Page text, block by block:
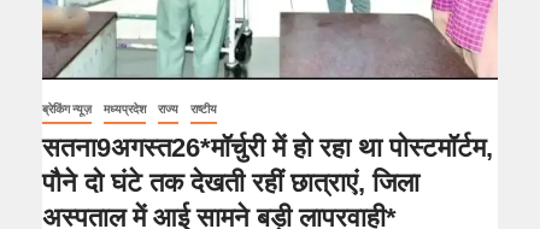
ब्रेकिंग न्यूज़ मध्यप्रदेश राज्य राष्टीय
सतना9अगस्त26*मॉर्चुरी में हो रहा था पोस्टमॉर्टम,
पौने दो घंटे तक देखती रहीं छात्राएं, जिला
अस्पताल में आई सामने बड़ी लापरवाही*